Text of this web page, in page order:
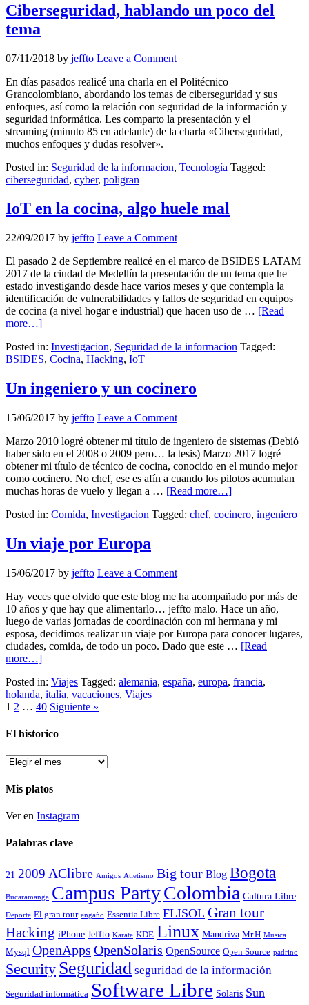
Ciberseguridad, hablando un poco del
tema
07/11/2018 by jeffto Leave a Comment
En días pasados realicé una charla en el Politécnico
Grancolombiano, abordando los temas de ciberseguridad y sus
enfoques, así como la relación con seguridad de la información y
seguridad informática. Les comparto la presentación y el
streaming (minuto 85 en adelante) de la charla «Ciberseguridad,
muchos enfoques y dudas resolver».
Posted in: Seguridad de la informacion, Tecnología Tagged:
ciberseguridad, cyber, poligran
IoT en la cocina, algo huele mal
22/09/2017 by jeffto Leave a Comment
El pasado 2 de Septiembre realicé en el marco de BSIDES LATAM
2017 de la ciudad de Medellín la presentación de un tema que he
estado investigando desde hace varios meses y que contempla la
identificación de vulnerabilidades y fallos de seguridad en equipos
de cocina (a nivel hogar e industrial) que hacen uso de … [Read
more…]
Posted in: Investigacion, Seguridad de la informacion Tagged:
BSIDES, Cocina, Hacking, IoT
Un ingeniero y un cocinero
15/06/2017 by jeffto Leave a Comment
Marzo 2010 logré obtener mi título de ingeniero de sistemas (Debió
haber sido en el 2008 o 2009 pero… la tesis) Marzo 2017 logré
obtener mi título de técnico de cocina, conocido en el mundo mejor
como cocinero. No chef, ese es afín a cuando los pilotos acumulan
muchas horas de vuelo y llegan a … [Read more…]
Posted in: Comida, Investigacion Tagged: chef, cocinero, ingeniero
Un viaje por Europa
15/06/2017 by jeffto Leave a Comment
Hay veces que olvido que este blog me ha acompañado por más de
10 años y que hay que alimentarlo… jeffto malo. Hace un año,
luego de varias jornadas de coordinación con mi hermana y mi
esposa, decidimos realizar un viaje por Europa para conocer lugares,
ciudades, comida, de todo un poco. Dado que este … [Read
more…]
Posted in: Viajes Tagged: alemania, españa, europa, francia,
holanda, italia, vacaciones, Viajes
1 2 … 40 Siguiente »
El historico
El
Mis platos
Ver en Instagram
Palabras clave
21 2009 AClibre Amigos Atletismo Big tour Blog Bogota
Bucaramanga Campus PartyColombia Cultura Libre
Deporte El gran tour engaño Essentia Libre FLISOL Gran tour
Hacking iPhone Jeffto Karate KDE Linux Mandriva Mr.H Musica
Mysql OpenApps OpenSolaris OpenSource Open Source padrino
Security Seguridad seguridad de la información
Seguridad informática Software Libre Solaris Sun